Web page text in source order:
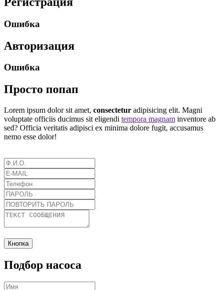
Ошибка
Авторизация
Ошибка
Просто попап
Lorem ipsum dolor sit amet, consectetur adipisicing elit. Magni
voluptate officiis ducimus sit eligendi tempora magnam inventore ab
sed? Officia veritatis adipisci ex minima dolore fugit, accusamus
nemo esse dolor!
Кнопка
Подбор насоса